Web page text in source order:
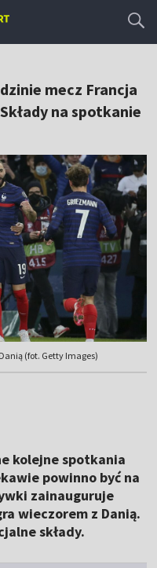
mecz Francja
na spotkanie
(fot. Getty Images)
kolejne spotkania
powinno być na
zainauguruje
wieczorem z Danią.
składy.